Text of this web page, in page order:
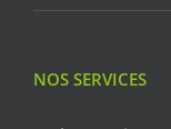
NOS SERVICES